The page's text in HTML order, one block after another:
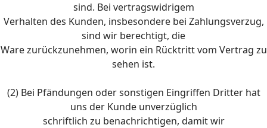
sind. Bei vertragswidrigem
Verhalten des Kunden, insbesondere bei Zahlungsverzug,
sind wir berechtigt, die
Ware zurückzunehmen, worin ein Rücktritt vom Vertrag zu
sehen ist.
(2) Bei Pfändungen oder sonstigen Eingriffen Dritter hat
uns der Kunde unverzüglich
schriftlich zu benachrichtigen, damit wir